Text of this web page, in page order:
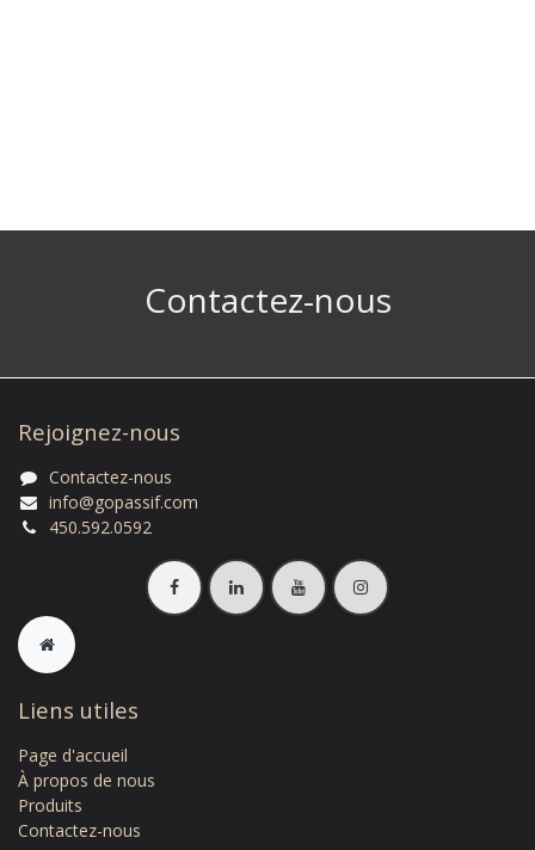
Contactez-nous
Rejoignez-nous
Contactez-nous
info@gopassif.com
450.592.0592
Liens utiles
Page d'accue​il
À propos de nous
Produits
Contactez-nous​